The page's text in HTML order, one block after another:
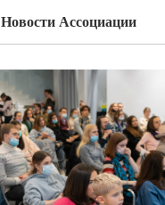
Новости Ассоциации